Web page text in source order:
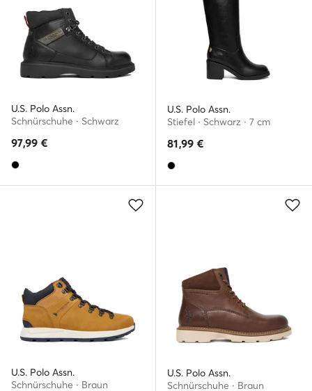
U.S. Polo Assn.
Schnürschuhe · Schwarz
97,99 €
U.S. Polo Assn.
Stiefel · Schwarz · 7 cm
81,99 €
U.S. Polo Assn.
Schnürschuhe · Braun
U.S. Polo Assn.
Schnürschuhe · Braun